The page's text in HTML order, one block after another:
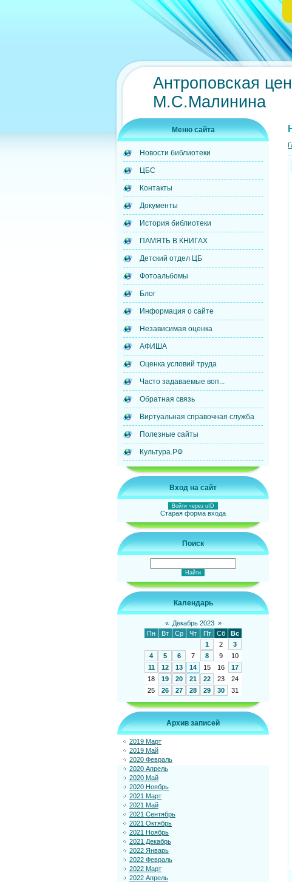
Антроповская
М.С.Малинина
Меню сайта
Новости библиотеки
ЦБС
Контакты
Документы
История библиотеки
ПАМЯТЬ В КНИГАХ
Детский отдел ЦБ
Фотоальбомы
Блог
Информация о сайте
Независимая оценка
АФИША
Оценка условий труда
Часто задаваемые воп...
Обратная связь
Виртуальная справочная служба
Полезные сайты
Культура.РФ
Вход на сайт
Войти через uID
Старая форма входа
Поиск
Календарь
« Декабрь 2023 »
Пн
Вт Ср Чт Пт Сб
Вс
1
2
3
4
5 6 7 8 9
10
11
12 13 14 15 16
17
18
19 20 21 22 23
24
25
26 27 28 29 30 31
Архив записей
2019 Март
2019 Май
2020 Февраль
2020 Апрель
2020 Май
2020 Ноябрь
2021 Март
2021 Май
2021 Сентябрь
2021 Октябрь
2021 Ноябрь
2021 Декабрь
2022 Январь
2022 Февраль
2022 Март
2022 Апрель